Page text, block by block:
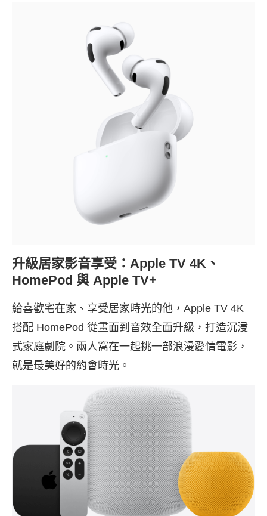
升級居家影音享受：Apple TV 4K、
HomePod 與 Apple TV+
給喜歡宅在家、享受居家時光的他，Apple TV 4K
搭配 HomePod 從畫面到音效全面升級，打造沉浸
式家庭劇院。兩人窩在一起挑一部浪漫愛情電影，
就是最美好的約會時光。